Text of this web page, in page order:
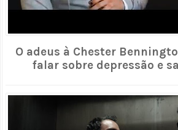
O adeus à Chester
falar sobre depressão e